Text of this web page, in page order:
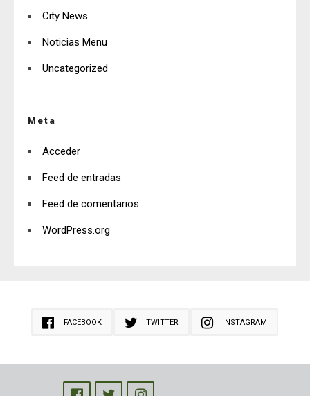
City News
Noticias Menu
Uncategorized
Meta
Acceder
Feed de entradas
Feed de comentarios
WordPress.org
FACEBOOK TWITTER INSTAGRAM